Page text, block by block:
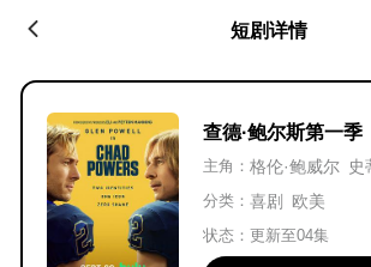
短剧详情
查德·鲍尔斯第一季
主角： 格伦·鲍威尔 史
分类： 喜剧 欧美
状态： 更新至04集